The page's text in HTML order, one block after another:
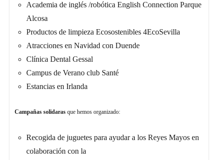
Academia de inglés /robótica English Connection Parque
Alcosa
Productos de limpieza Ecosostenibles 4EcoSevilla
Atracciones en Navidad con Duende
Clínica Dental Gessal
Campus de Verano club Santé
Estancias en Irlanda
Campañas solidaras que hemos organizado:
Recogida de juguetes para ayudar a los Reyes Mayos en
colaboración con la